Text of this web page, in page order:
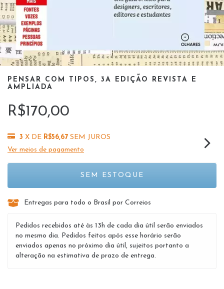
PENSAR COM TIPOS, 3A EDIÇÃO REVISTA E
AMPLIADA
R$170,00
3 X DE R$56,67 SEM JUROS
Ver meios de pagamento
Entregas para todo o Brasil por Correios
Pedidos recebidos até às 13h de cada dia útil serão enviados
no mesmo dia. Pedidos feitos após esse horário serão
enviados apenas no próximo dia útil, sujeitos portanto a
alteração na estimativa de prazo de entrega.